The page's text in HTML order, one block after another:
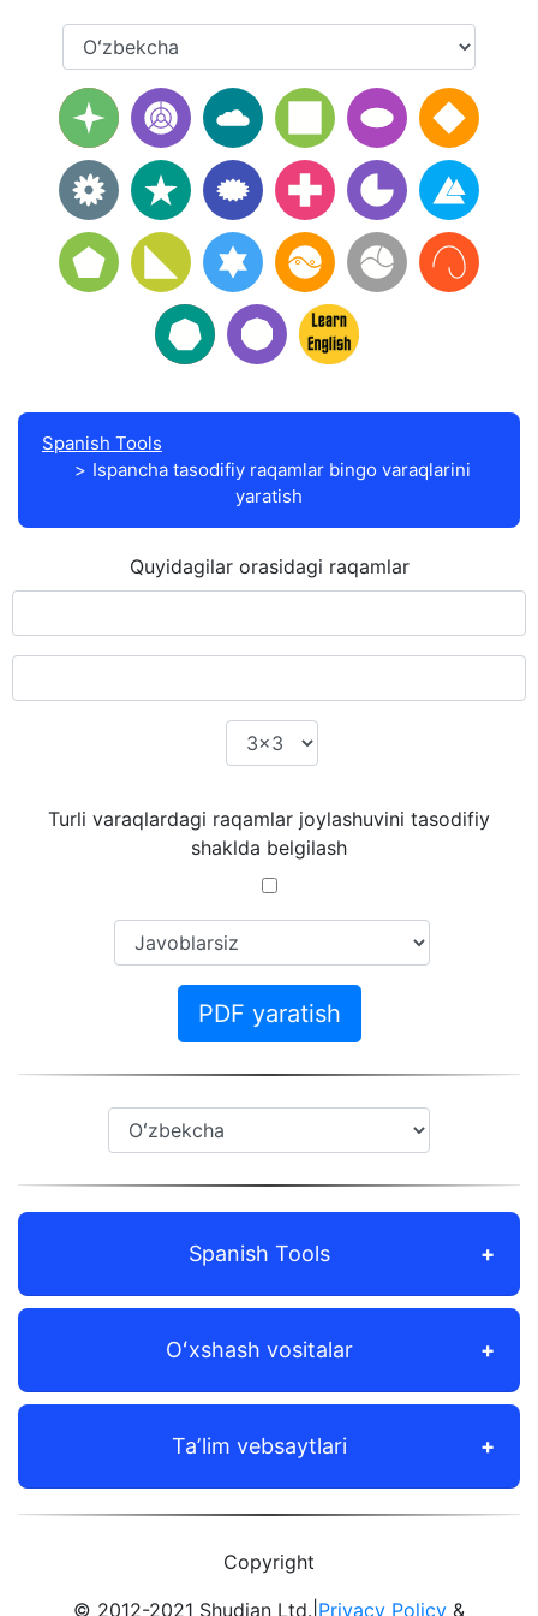
Spanish Tools
Ispancha tasodifiy raqamlar bingo varaqlarini
yaratish
Quyidagilar orasidagi raqamlar
Turli varaqlardagi raqamlar joylashuvini tasodifiy
shaklda belgilash
PDF yaratish
Spanish Tools
Oʻxshash vositalar
Taʼlim vebsaytlari
Copyright
© 2012-2021 Shudian Ltd.| Privacy Policy &